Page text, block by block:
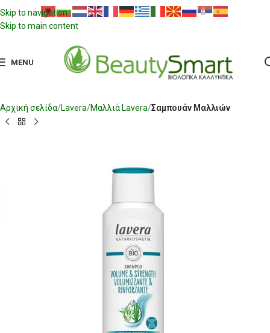
Skip to navigation
Skip to main content
MENU
Αρχική σελίδα Lavera Μαλλιά Lavera Σαμπουάν Μαλλιών